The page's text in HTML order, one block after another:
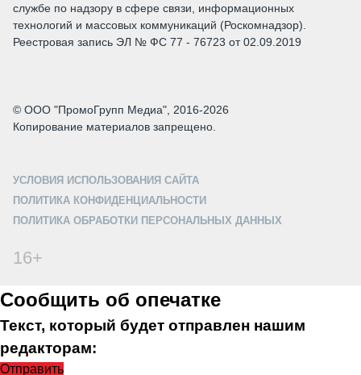
службе по надзору в сфере связи, информационных
технологий и массовых коммуникаций (Роскомнадзор).
Реестровая запись ЭЛ № ФС 77 - 76723 от 02.09.2019
© ООО "ПромоГрупп Медиа", 2016-2026
Копирование материалов запрещено.
УСЛОВИЯ ИСПОЛЬЗОВАНИЯ САЙТА
ПОЛИТИКА КОНФИДЕНЦИАЛЬНОСТИ
ПОЛИТИКА ОБРАБОТКИ ПЕРСОНАЛЬНЫХ ДАННЫХ
16+
Сообщить об опечатке
Текст, который будет отправлен нашим
редакторам:
Отправить